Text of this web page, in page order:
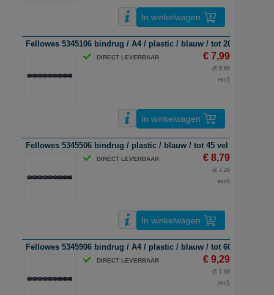
In winkelwagen
Fellowes 5345106 bindrug / A4 / plastic / blauw / tot 20 vel | 100
DIRECT LEVERBAAR € 7,99
(€ 6,60
excl)
In winkelwagen
Fellowes 5345506 bindrug / plastic / blauw / tot 45 vel / 100 stuks
DIRECT LEVERBAAR € 8,79
(€ 7,26
excl)
In winkelwagen
Fellowes 5345906 bindrug / A4 / plastic / blauw / tot 60 vel / 100
DIRECT LEVERBAAR € 9,29
(€ 7,68
excl)